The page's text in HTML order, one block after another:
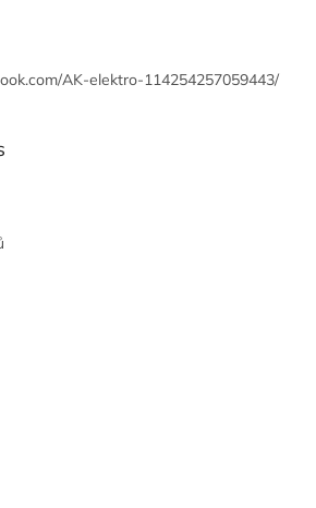
y
v
AK-elektro-114254257059443/